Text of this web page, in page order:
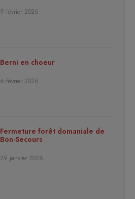
9 février 2026
Berni en choeur
6 février 2026
Fermeture forêt domaniale de
Bon-Secours
29 janvier 2026